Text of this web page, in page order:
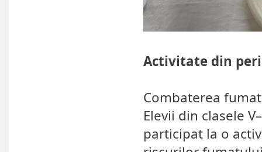
Activitate din
Combaterea
Elevii din clasele
participat la o